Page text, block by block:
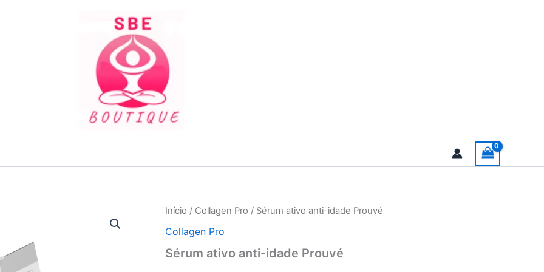
Início / Collagen Pro / Sérum ativo anti-idade Prouvé
Collagen Pro
Sérum ativo anti-idade Prouvé
Quantidade
Sérum
anti-